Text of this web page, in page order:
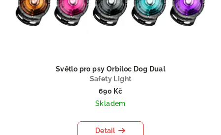
Světlo pro psy Orbiloc Dog Dual
Safety Light
690 Kč
Skladem
Detail